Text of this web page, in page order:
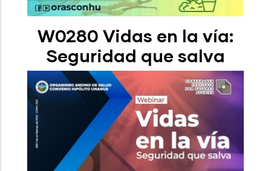
W0280 Vidas en la vía:
Seguridad que salva